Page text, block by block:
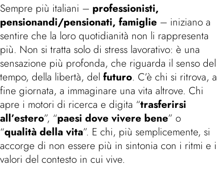
Sempre più italiani – professionisti,
pensionandi/pensionati, famiglie – iniziano a
sentire che la loro quotidianità non li rappresenta
più. Non si tratta solo di stress lavorativo: è una
sensazione più profonda, che riguarda il senso del
tempo, della libertà, del futuro. C’è chi si ritrova, a
fine giornata, a immaginare una vita altrove. Chi
apre i motori di ricerca e digita “trasferirsi
all’estero”, “paesi dove vivere bene” o
“qualità della vita”. E chi, più semplicemente, si
accorge di non essere più in sintonia con i ritmi e i
valori del contesto in cui vive.